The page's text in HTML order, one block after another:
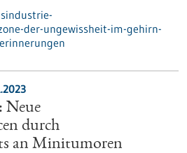
der-ungewissheit-im-gehirn-
Neue
durch
an Minitumoren